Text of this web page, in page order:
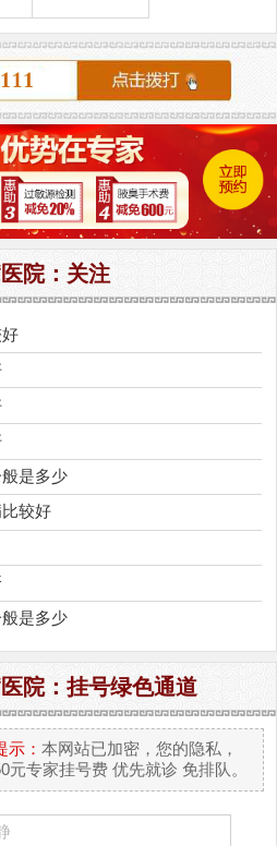
院：关注
是多少
较好
是多少
院：挂号绿色通道
示：本网站已加密，您的隐私，
专家挂号费 优先就诊 免排队。